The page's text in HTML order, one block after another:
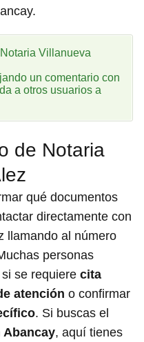
Villanueva
un comentario con
a otros usuarios a
de Notaria
qué documentos
directamente con
llamando al número
personas
se requiere cita
atención o confirmar
. Si buscas el
Abancay, aquí tienes